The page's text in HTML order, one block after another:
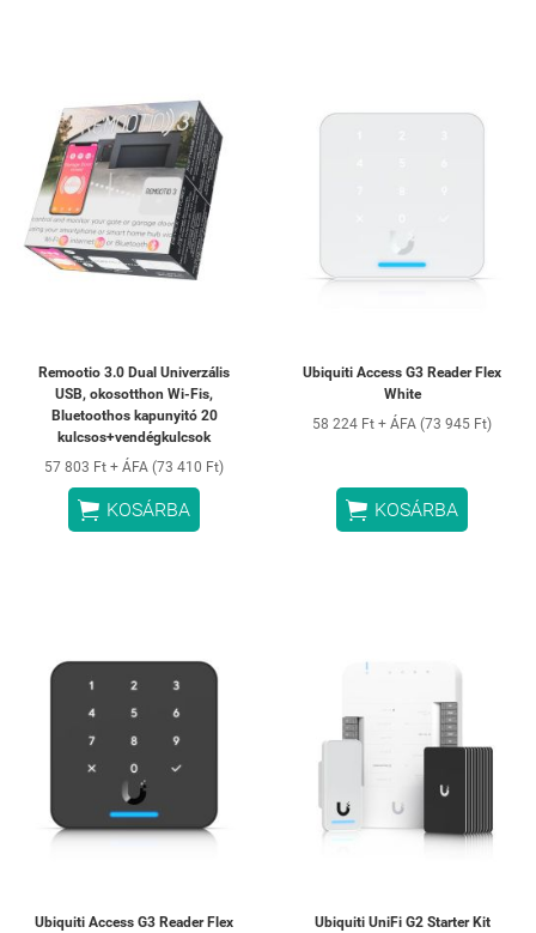
Remootio 3.0 Dual Univerzális
USB, okosotthon Wi-Fis,
Bluetoothos kapunyitó 20
kulcsos+vendégkulcsok
57 803 Ft + ÁFA (73 410 Ft)
 KOSÁRBA
Ubiquiti Access G3 Reader Flex
White
58 224 Ft + ÁFA (73 945 Ft)
 KOSÁRBA
Ubiquiti Access G3 Reader Flex
Ubiquiti UniFi G2 Starter Kit